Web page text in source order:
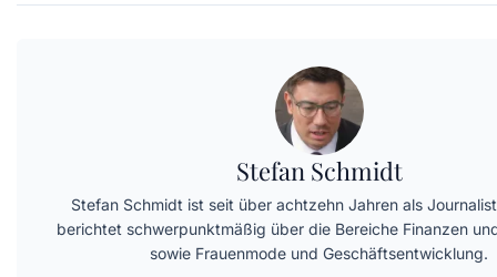
Stefan Schmidt
Stefan Schmidt ist seit über achtzehn Jahren als
berichtet schwerpunktmäßig über die Bereiche Finanzen
sowie Frauenmode und Geschäftsentwicklung.